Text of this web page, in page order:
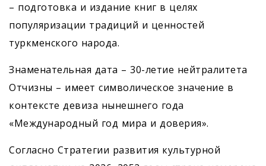
– подготовка и издание книг в целях
популяризации традиций и ценностей
туркменского народа.
Знаменательная дата – 30-летие нейтралитета
Отчизны – имеет символическое значение в
контексте девиза нынешнего года
«Международный год мира и доверия».
Согласно Стратегии развития культурной